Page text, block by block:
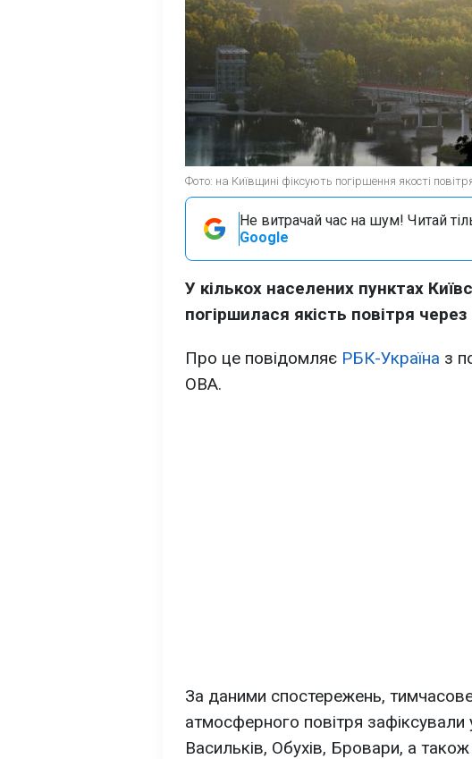
Фото: на Київщині фіксують погіршення якості
Не витрачай час на шум! Читай
Google
У кількох населених пунктах
погіршилася якість повітря
Про це повідомляє РБК-Україна з
ОВА.
За даними спостережень,
атмосферного повітря
Васильків, Обухів, Бровари, а